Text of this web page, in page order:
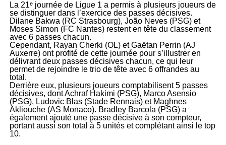
La 21ᵉ journée de Ligue 1 a permis à plusieurs joueurs de
se distinguer dans l’exercice des passes décisives.
Dilane Bakwa (RC Strasbourg), João Neves (PSG) et
Moses Simon (FC Nantes) restent en tête du classement
avec 6 passes chacun.
Cependant, Rayan Cherki (OL) et Gaëtan Perrin (AJ
Auxerre) ont profité de cette journée pour s’illustrer en
délivrant deux passes décisives chacun, ce qui leur
permet de rejoindre le trio de tête avec 6 offrandes au
total.
Derrière eux, plusieurs joueurs comptabilisent 5 passes
décisives, dont Achraf Hakimi (PSG), Marco Asensio
(PSG), Ludovic Blas (Stade Rennais) et Maghnes
Akliouche (AS Monaco). Bradley Barcola (PSG) a
également ajouté une passe décisive à son compteur,
portant aussi son total à 5 unités et complétant ainsi le top
10.